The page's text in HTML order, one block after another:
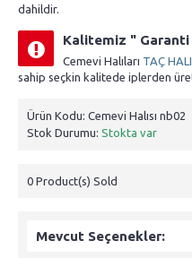
dahildir.
Kalitemiz " Garanti
Cemevi Halıları TAÇ HALI
sahip seçkin kalitede iplerden
Ürün Kodu: Cemevi Halısı nb02
Stok Durumu: Stokta var
0 Product(s) Sold
Mevcut Seçenekler: